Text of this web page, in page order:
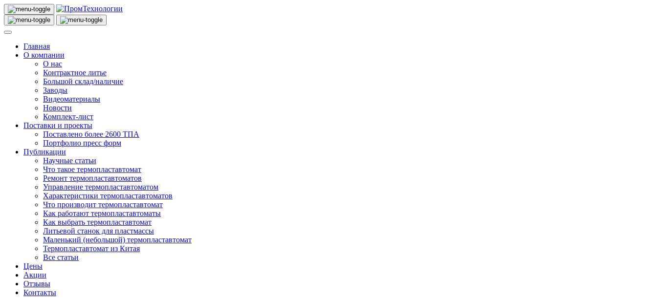
Главная
О компании
О нас
Контрактное литье
Большой склад/наличие
Заводы
Видеоматериалы
Новости
Комплект-лист
Поставки и проекты
Поставлено более 2600 ТПА
Портфолио пресс форм
Публикации
Научные статьи
Что такое термопластавтомат
Ремонт термопластавтоматов
Управление термопластавтоматом
Характеристики термопластавтоматов
Что производит термопластавтомат
Как работают термопластавтоматы
Как выбрать термопластавтомат
Литьевой станок для пластмассы
Маленький (небольшой) термопластавтомат
Термопластавтомат из Китая
Все статьи
Цены
Акции
Отзывы
Контакты